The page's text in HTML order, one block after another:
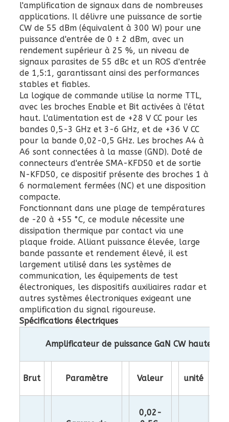
l'amplification de signaux dans de nombreuses
applications. Il délivre une puissance de sortie
CW de 55 dBm (équivalent à 300 W) pour une
puissance d'entrée de 0 ± 2 dBm, avec un
rendement supérieur à 25 %, un niveau de
signaux parasites de 55 dBc et un ROS d'entrée
de 1,5:1, garantissant ainsi des performances
stables et fiables.
La logique de commande utilise la norme TTL,
avec les broches Enable et Bit activées à l'état
haut. L'alimentation est de +28 V CC pour les
bandes 0,5-3 GHz et 3-6 GHz, et de +36 V CC
pour la bande 0,02-0,5 GHz. Les broches A4 à
A6 sont connectées à la masse (GND). Doté de
connecteurs d'entrée SMA-KFD50 et de sortie
N-KFD50, ce dispositif présente des broches 1 à
6 normalement fermées (NC) et une disposition
compacte.
Fonctionnant dans une plage de températures
de -20 à +55 °C, ce module nécessite une
dissipation thermique par contact via une
plaque froide. Alliant puissance élevée, large
bande passante et rendement élevé, il est
largement utilisé dans les systèmes de
communication, les équipements de test
électroniques, les dispositifs auxiliaires radar et
autres systèmes électroniques exigeant une
amplification du signal rigoureuse.
Spécifications électriques
Amplificateur de puissance GaN CW haute
Brut Paramètre Valeur unité
0,02-